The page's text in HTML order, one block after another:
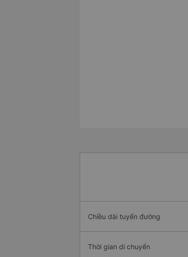
Chiều dài tuyến đường
Thời gian di chuyển